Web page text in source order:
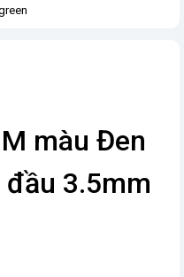
màu Đen
đầu 3.5mm